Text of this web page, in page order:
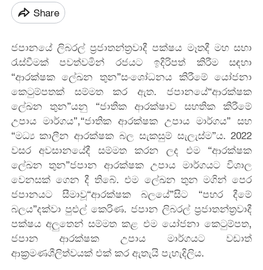
Share
ජපානයේ ලිබරල් ප්‍රජාතන්ත්‍රවාදී පක්ෂය මෑතදී මහ සභා
රැස්වීමක් පවත්වමින් රජයට ඉදිරිපත් කිරීම සඳහා
“ආරක්ෂක ලේඛන තුන”සංශෝධනය කිරීමේ යෝජනා
කෙටුම්පතක් සම්මත කර ඇත. ජපානයේ“ආරක්ෂක
ලේඛන තුන”යනු “ජාතික ආරක්ෂාව සහතික කිරීමේ
උපාය මාර්ගය”,“ජාතික ආරක්ෂක උපාය මාර්ගය” සහ
“මධ්‍ය කාලීන ආරක්ෂක බල සැකසුම් සැලැස්ම”ය. 2022
වසර අවසානයේදී සම්මත කරන ලද එම “ආරක්ෂක
ලේඛන තුන”ජපාන ආරක්ෂක උපාය මාර්ගයට විශාල
වෙනසක් ගෙන දී තිබේ. එම ලේඛන තුන මගින් පෙර
ජපානයට සීමාවූ“ආරක්ෂක බලයේ”සිට “පහර දීමේ
බලය”දක්වා පුළුල් කෙරිණ. ජපාන ලිබරල් ප්‍රජාතන්ත්‍රවාදී
පක්ෂය අලුතෙන් සම්මත කළ එම යෝජනා කෙටුම්පත,
ජපාන ආරක්ෂක උපාය මාර්ගයට වඩාත්
ආක්‍රමණශීලිත්වයක් එක් කර ඇතැයි පැහැදිලිය.